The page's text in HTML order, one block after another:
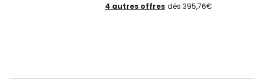
4 autres offres dès 395,76€